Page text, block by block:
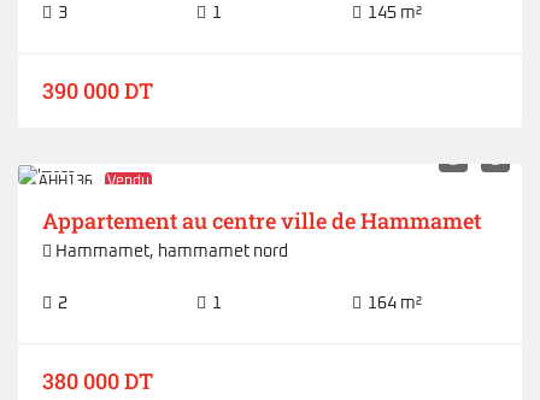
3 1 145 m²
390 000 DT
AHH136 Vendu
Appartement au centre ville de Hammamet
Hammamet, hammamet nord
2 1 164 m²
380 000 DT